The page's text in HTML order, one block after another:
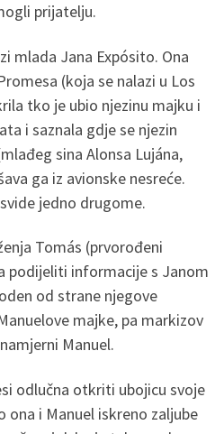
prijatelju.
mlada Jana Expósito. Ona
(koja se nalazi u Los
tko je ubio njezinu majku i
i saznala gdje se njezin
sina Alonsa Lujána,
ga iz avionske nesreće.
jedno drugome.
Tomás (prvorođeni
podijeliti informacije s Janom
od strane njegove
majke, pa markizov
Manuel.
odlučna otkriti ubojicu svoje
ona i Manuel iskreno zaljube